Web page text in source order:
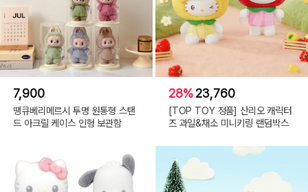
7,900
땡큐베리메르시 투명 원통형 스탠
드 아크릴 케이스 인형 보관함
28%23,760
[TOP TOY 정품] 산리오 캐릭터
즈 과일&채소 미니키링 랜덤박스